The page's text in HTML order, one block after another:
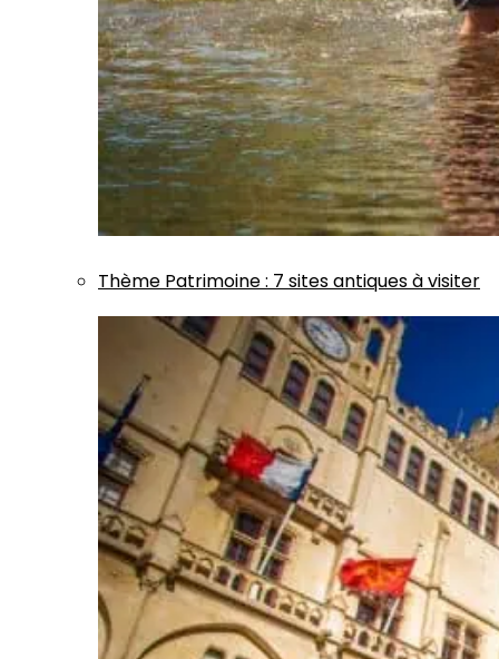
Thème Patrimoine: 7 sites antiques à visiter